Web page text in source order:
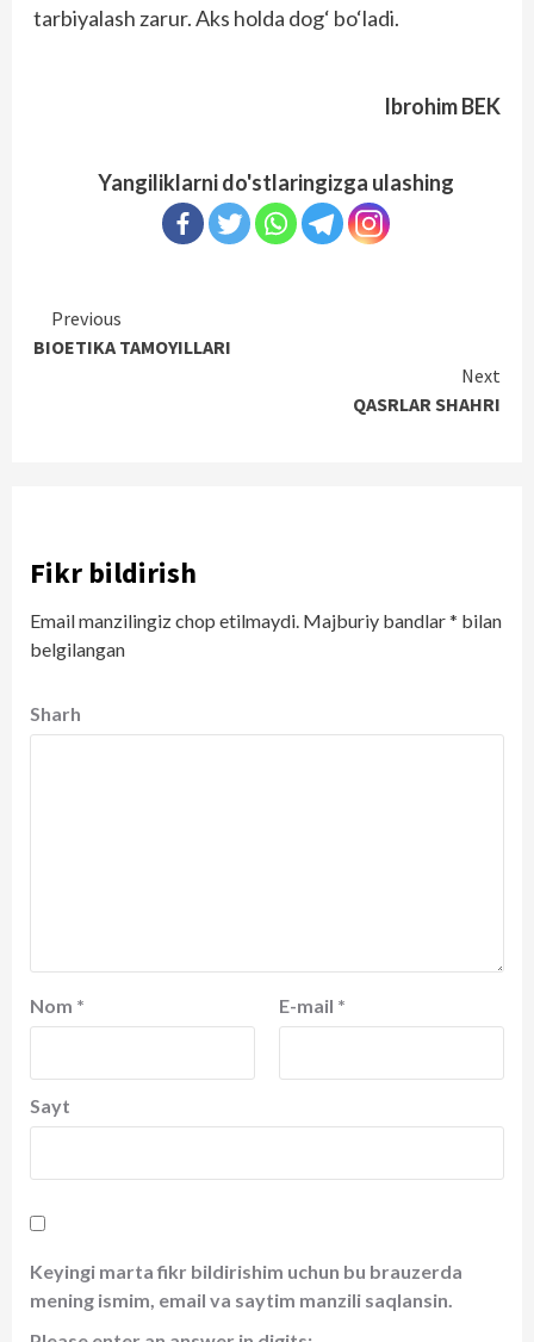
tarbiyalash zarur. Aks holda dog‘ bo‘ladi.
Ibrohim BEK
Yangiliklarni do'stlaringizga ulashing
Continue
Reading
Previous
BIOETIKA TAMOYILLARI
Next
QASRLAR SHAHRI
Fikr bildirish
Email manzilingiz chop etilmaydi. Majburiy bandlar* bilan
belgilangan
Sharh
Nom * E-mail *
Sayt
Keyingi marta fikr bildirishim uchun bu brauzerda
mening ismim, email va saytim manzili saqlansin.